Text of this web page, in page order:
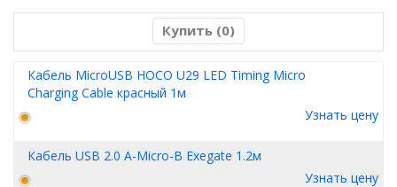
Купить (0)
Кабель MicroUSB HOCO U29 LED Timing Micro
Charging Cable красный 1м
Узнать цену
Кабель USB 2.0 A-Micro-B Exegate 1.2м
Узнать цену